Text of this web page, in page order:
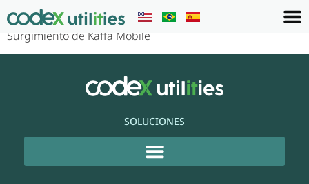
Surgimiento de Kaffa Mobile
SOLUCIONES